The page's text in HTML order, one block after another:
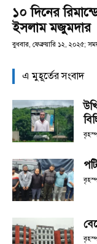
১০ দিনের
ইসলাম মজুমদার
বুধবার, ফেব্রুয়ারি ১২, ২০২৫;
এ মুহূর্তের সংবাদ